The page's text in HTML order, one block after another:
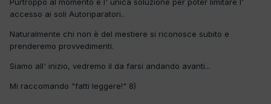
accesso ai soli Autoriparatori..
Naturalmente chi non è del mestiere si riconosce subito e
prenderemo provvedimenti.
Siamo all' inizio, vedremo il da farsi andando avanti...
Mi raccomando "fatti leggere!" 8)